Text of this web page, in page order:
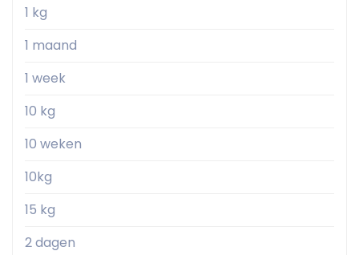
1 kg
1 maand
1 week
10 kg
10 weken
10kg
15 kg
2 dagen